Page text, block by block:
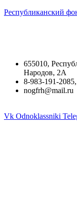
Республиканский
655010,
Народов, 2А
8-983-191-
nogfrh@mail.ru
Vk Odnoklassniki